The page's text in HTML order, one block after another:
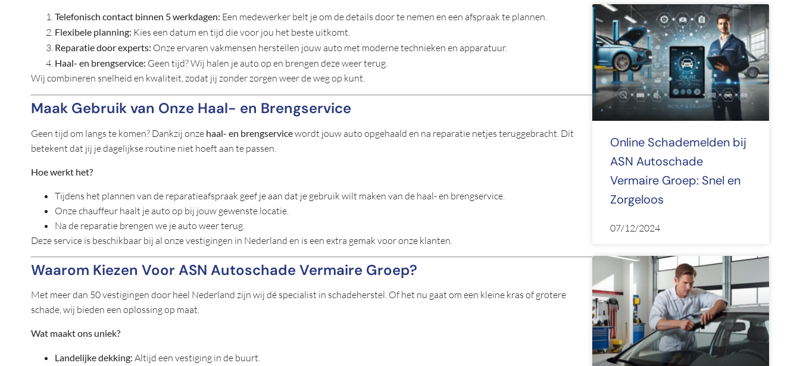
Telefonisch contact binnen 5 werkdagen: Een medewerker belt je om de details door te nemen en een afspraak te plannen.
Flexibele planning: Kies een datum en tijd die voor jou het beste uitkomt.
Reparatie door experts: Onze ervaren vakmensen herstellen jouw auto met moderne technieken en apparatuur.
Haal- en brengservice: Geen tijd? Wij halen je auto op en brengen deze weer terug.
Wij combineren snelheid en kwaliteit, zodat jij zonder zorgen weer de weg op kunt.
Maak Gebruik van Onze Haal- en Brengservice
Geen tijd om langs te komen? Dankzij onze haal- en brengservicewordt jouw auto opgehaald en na reparatie netjes teruggebracht. Dit
betekent dat jij je dagelijkse routine niet hoeft aan te passen.
Hoe werkt het?
Tijdens het plannen van de reparatieafspraak geef je aan dat je gebruik wilt maken van de haal- en brengservice.
Onze chauffeur haalt je auto op bij jouw gewenste locatie.
Na de reparatie brengen we je auto weer terug.
Deze service is beschikbaar bij al onze vestigingen in Nederland en is een extra gemak voor onze klanten.
Waarom Kiezen Voor ASN Autoschade Vermaire Groep?
Met meer dan 50 vestigingen door heel Nederland zijn wij dé specialist in schadeherstel. Of het nu gaat om een kleine kras of grotere
schade, wij bieden een oplossing op maat.
Wat maakt ons uniek?
Landelijke dekking: Altijd een vestiging in de buurt.
Online Schademelden bij
ASN Autoschade
Vermaire Groep: Snel en
Zorgeloos
07/12/2024